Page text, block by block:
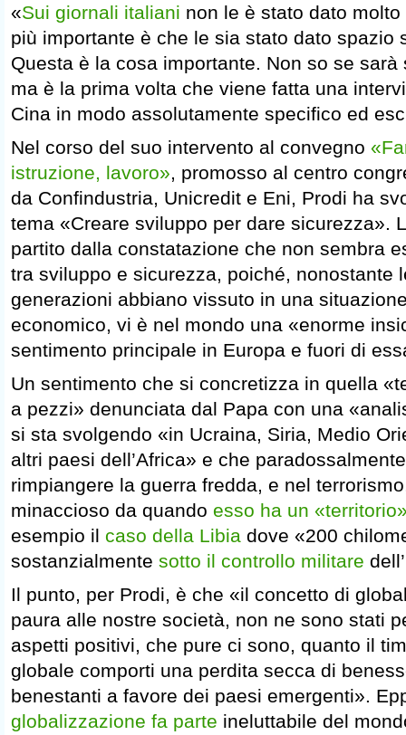
«Sui giornali italiani non le è stato dato
più importante è che le sia stato dato spazio
Questa è la cosa importante. Non so se
ma è la prima volta che viene fatta una
Cina in modo assolutamente specifico ed
Nel corso del suo intervento al convegno
istruzione, lavoro», promosso al centro
da Confindustria, Unicredit e Eni, Prodi ha
tema «Creare sviluppo per dare sicurezza».
partito dalla constatazione che non sembra
tra sviluppo e sicurezza, poiché, nonostante
generazioni abbiano vissuto in una
economico, vi è nel mondo una «enorme
sentimento principale in Europa e fuori di
Un sentimento che si concretizza in quella
a pezzi» denunciata dal Papa con una
si sta svolgendo «in Ucraina, Siria, Medio
altri paesi dell’Africa» e che
rimpiangere la guerra fredda, e nel
minaccioso da quando esso ha un
esempio il caso della Libia dove «200
sostanzialmente sotto il controllo militare
Il punto, per Prodi, è che «il concetto di
paura alle nostre società, non ne sono stati
aspetti positivi, che pure ci sono, quanto il
globale comporti una perdita secca di
benestanti a favore dei paesi emergenti».
globalizzazione fa parte ineluttabile del